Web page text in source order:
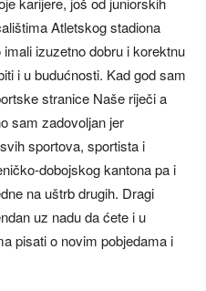
Atletskog stadiona
izuzetno dobru i korektnu
i u budućnosti. Kad god sam
stranice Naše riječi a
sam zadovoljan jer
sportova, sportista i
dobojskog kantona pa i
na uštrb drugih. Dragi
uz nadu da ćete i u
pisati o novim pobjedama i